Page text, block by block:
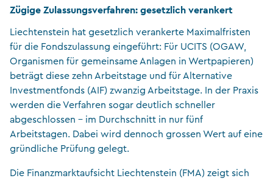
Zügige Zulassungsverfahren: gesetzlich verankert
Liechtenstein hat gesetzlich verankerte Maximalfristen
für die Fondszulassung eingeführt: Für UCITS (OGAW,
Organismen für gemeinsame Anlagen in Wertpapieren)
beträgt diese zehn Arbeitstage und für Alternative
Investmentfonds (AIF) zwanzig Arbeitstage. In der Praxis
werden die Verfahren sogar deutlich schneller
abgeschlossen – im Durchschnitt in nur fünf
Arbeitstagen. Dabei wird dennoch grossen Wert auf eine
gründliche Prüfung gelegt.
Die Finanzmarktaufsicht Liechtenstein (FMA) zeigt sich